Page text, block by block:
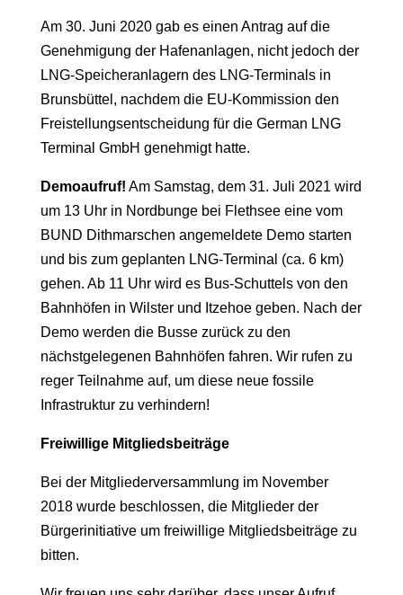
Am 30. Juni 2020 gab es einen Antrag auf die
Genehmigung der Hafenanlagen, nicht jedoch der
LNG-Speicheranlagern des LNG-Terminals in
Brunsbüttel, nachdem die EU-Kommission den
Freistellungsentscheidung für die German LNG
Terminal GmbH genehmigt hatte.
Demoaufruf! Am Samstag, dem 31. Juli 2021 wird
um 13 Uhr in Nordbunge bei Flethsee eine vom
BUND Dithmarschen angemeldete Demo starten
und bis zum geplanten LNG-Terminal (ca. 6 km)
gehen. Ab 11 Uhr wird es Bus-Schuttels von den
Bahnhöfen in Wilster und Itzehoe geben. Nach der
Demo werden die Busse zurück zu den
nächstgelegenen Bahnhöfen fahren. Wir rufen zu
reger Teilnahme auf, um diese neue fossile
Infrastruktur zu verhindern!
Freiwillige Mitgliedsbeiträge
Bei der Mitgliederversammlung im November
2018 wurde beschlossen, die Mitglieder der
Bürgerinitiative um freiwillige Mitgliedsbeiträge zu
bitten.